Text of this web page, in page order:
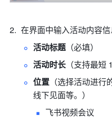
在界面中输入活动内容信
活动标题 （必填）
活动时长 （支持最短
位置 （选择活动进
线下见面等。）
飞书视频会议